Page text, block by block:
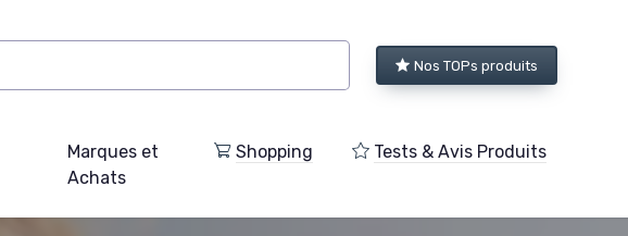
Nos TOPs produits
Marques et
Achats
Shopping Tests & Avis Produits